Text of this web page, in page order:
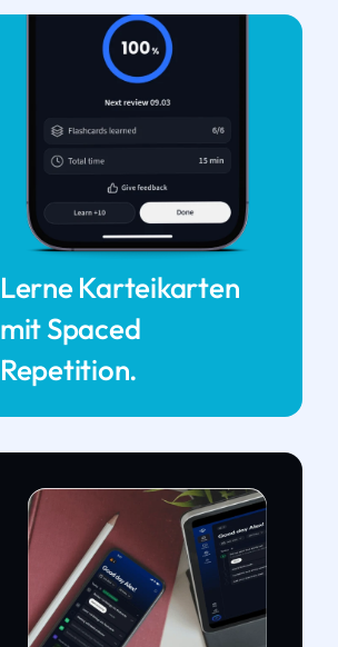
Lerne Karteikarten
mit Spaced
Repetition.